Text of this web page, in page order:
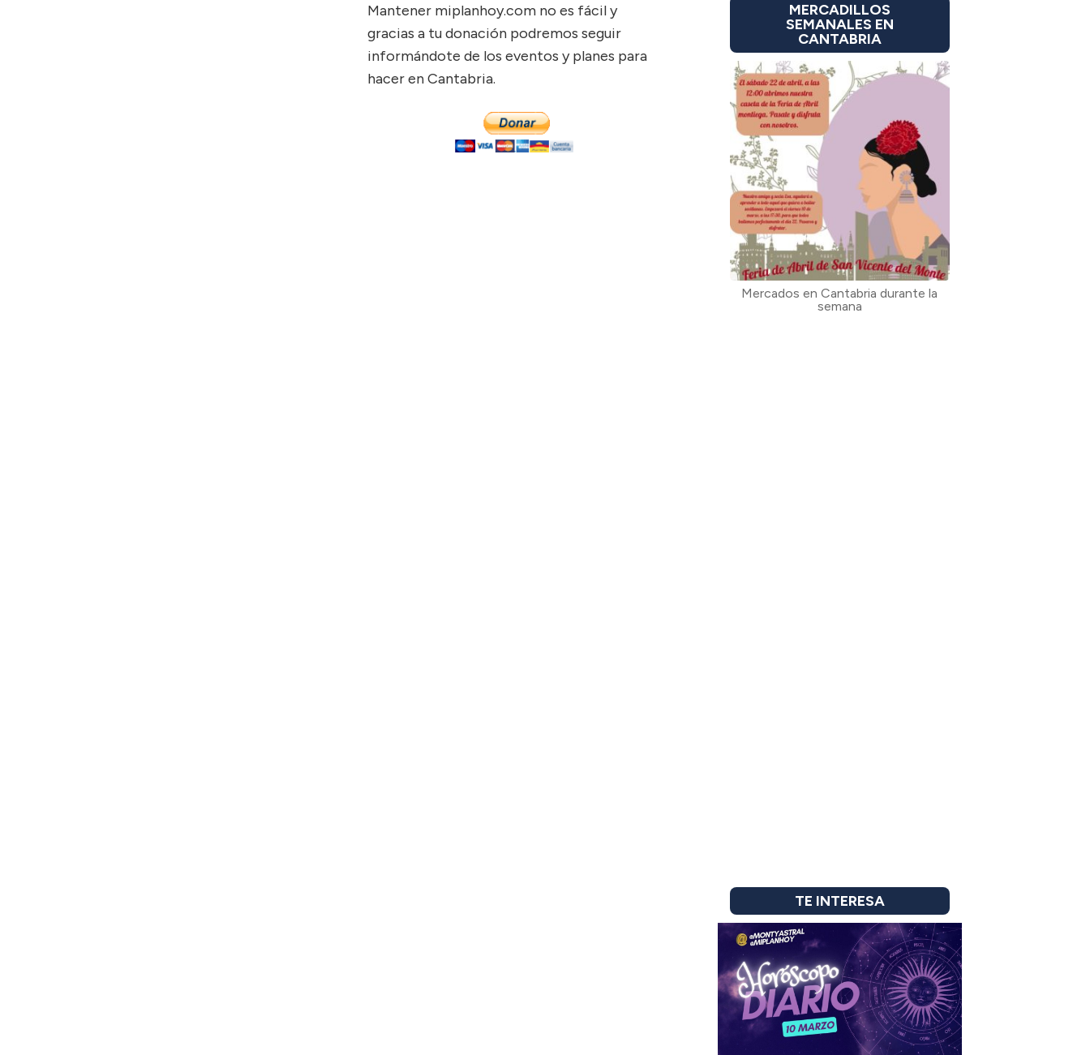
Mantener miplanhoy.com no es fácil y
gracias a tu donación podremos seguir
informándote de los eventos y planes para
hacer en Cantabria.
MERCADILLOS
SEMANALES EN
CANTABRIA
Mercados en Cantabria durante la
semana
TE INTERESA